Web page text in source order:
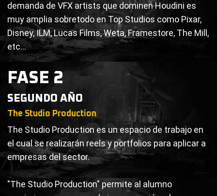
demanda de VFX artists que dominen Houdini es
muy amplia sobretodo en Top Studios como Pixar,
Disney, ILM, Lucas Films, Weta, Framestore, The Mill,
etc…
FASE 2
SEGUNDO AÑO
The Studio Production
The Studio Production es un espacio de trabajo en
el cual se realizarán reels y portfolios para aplicar a
empresas del sector.
"The Studio Production" permite al alumno